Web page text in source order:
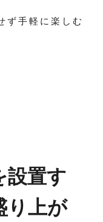
ず手軽に楽しむ
設置す
り上が